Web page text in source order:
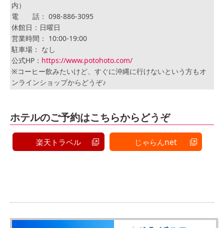
内）
電 話： 098-886-3095
休館日：日曜日
営業時間： 10:00-19:00
駐車場： なし
公式HP： https://www.potohoto.com/
※コーヒー飲みたいけど、すぐに沖縄に行けないという方もオ
ンラインショップからどうぞ♪
ホテルのご予約はこちらからどうぞ
楽天トラベル じゃらんnet